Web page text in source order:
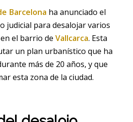
Barcelona ha anunciado el
judicial para desalojar varios
el barrio de Vallcarca. Esta
un plan urbanístico que ha
más de 20 años, y que
esta zona de la ciudad.